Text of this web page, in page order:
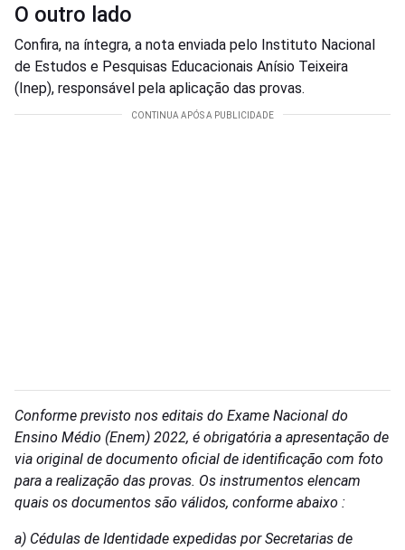
O outro lado
Confira, na íntegra, a nota enviada pelo Instituto Nacional
de Estudos e Pesquisas Educacionais Anísio Teixeira
(Inep), responsável pela aplicação das provas.
Conforme previsto nos editais do Exame Nacional do
Ensino Médio (Enem) 2022, é obrigatória a apresentação de
via original de documento oficial de identificação com foto
para a realização das provas. Os instrumentos elencam
quais os documentos são válidos, conforme abaixo :
a) Cédulas de Identidade expedidas por Secretarias de